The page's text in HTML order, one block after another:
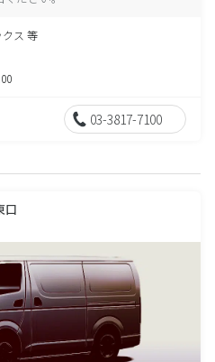
ス 等
03-3817-7100
口